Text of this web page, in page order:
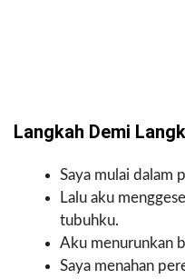
Langkah Demi
Saya mulai dalam
Lalu aku
tubuhku.
Aku menurunkan
Saya menahan